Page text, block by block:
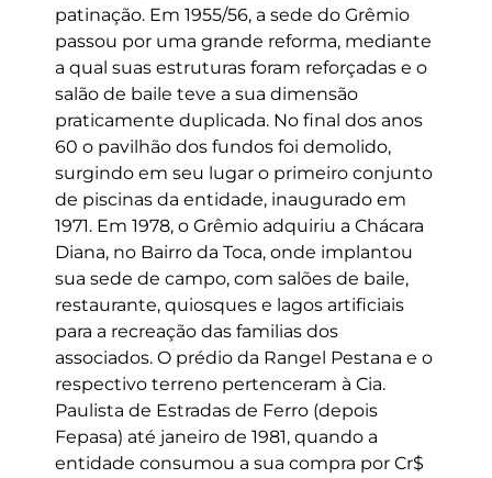
patinação. Em 1955/56, a sede do Grêmio
passou por uma grande reforma, mediante
a qual suas estruturas foram reforçadas e o
salão de baile teve a sua dimensão
praticamente duplicada. No final dos anos
60 o pavilhão dos fundos foi demolido,
surgindo em seu lugar o primeiro conjunto
de piscinas da entidade, inaugurado em
1971. Em 1978, o Grêmio adquiriu a Chácara
Diana, no Bairro da Toca, onde implantou
sua sede de campo, com salões de baile,
restaurante, quiosques e lagos artificiais
para a recreação das familias dos
associados. O prédio da Rangel Pestana e o
respectivo terreno pertenceram à Cia.
Paulista de Estradas de Ferro (depois
Fepasa) até janeiro de 1981, quando a
entidade consumou a sua compra por Cr$